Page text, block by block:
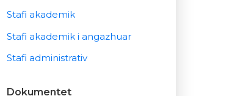
Stafi akademik
Stafi akademik i angazhuar
Stafi administrativ
Dokumentet